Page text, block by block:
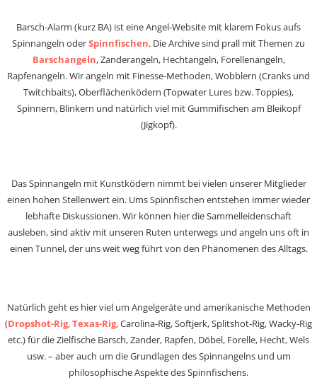
Barsch-Alarm (kurz BA) ist eine Angel-Website mit klarem Fokus aufs
Spinnangeln oderSpinnfischen. Die Archive sind prall mit Themen zu
Barschangeln, Zanderangeln, Hechtangeln, Forellenangeln,
Rapfenangeln. Wir angeln mit Finesse-Methoden, Wobblern (Cranks und
Twitchbaits), Oberflächenködern (Topwater Lures bzw. Toppies),
Spinnern, Blinkern und natürlich viel mit Gummifischen am Bleikopf
(Jigkopf).
Das Spinnangeln mit Kunstködern nimmt bei vielen unserer Mitglieder
einen hohen Stellenwert ein. Ums Spinnfischen entstehen immer wieder
lebhafte Diskussionen. Wir können hier die Sammelleidenschaft
ausleben, sind aktiv mit unseren Ruten unterwegs und angeln uns oft in
einen Tunnel, der uns weit weg führt von den Phänomenen des Alltags.
Natürlich geht es hier viel um Angelgeräte und amerikanische Methoden
(Dropshot-Rig,Texas-Rig, Carolina-Rig, Softjerk, Splitshot-Rig, Wacky-Rig
etc.) für die Zielfische Barsch, Zander, Rapfen, Döbel, Forelle, Hecht, Wels
usw. – aber auch um die Grundlagen des Spinnangelns und um
philosophische Aspekte des Spinnfischens.